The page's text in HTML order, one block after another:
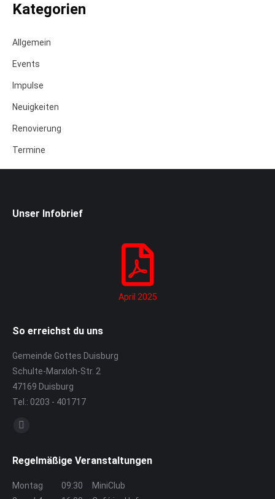
Kategorien
Allgemein
Events
Impulse
Neuigkeiten
Renovierung
Termine
Unser Infobrief
April 2025
So erreichst du uns
Gemeinde Gottes Duisburg
Schulte-Marxloh-Str. 2
47169 Duisburg
Tel.: 0203 - 401717
Finden Sie uns auf:
page
Regelmäßige Veranstaltungen
Montag 09:30
MiniClub